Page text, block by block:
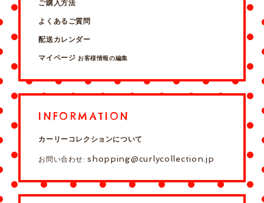
ご購入方法
よくあるご質問
配送カレンダー
マイページ お客様情報の編集
INFORMATION
カーリーコレクションについて
お問い合わせ:shopping@curlycollection.jp